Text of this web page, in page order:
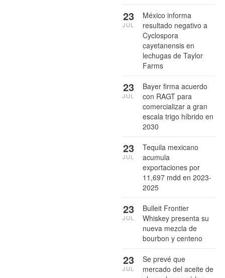
México informa
resultado negativo a
Cyclospora
cayetanensis en
lechugas de Taylor
Farms
23
JUL
Bayer firma acuerdo
con RAGT para
comercializar a gran
escala trigo híbrido en
2030
23
JUL
Tequila mexicano
acumula
exportaciones por
11,697 mdd en 2023-
2025
23
JUL
Bulleit Frontier
Whiskey presenta su
nueva mezcla de
bourbon y centeno
23
JUL
Se prevé que
mercado del aceite de
23
JUL